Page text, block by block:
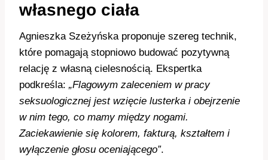
własnego ciała
Agnieszka Szeżyńska proponuje szereg technik,
które pomagają stopniowo budować pozytywną
relację z własną cielesnością. Ekspertka
podkreśla: „Flagowym zaleceniem w pracy
seksuologicznej jest wzięcie lusterka i obejrzenie
w nim tego, co mamy między nogami.
Zaciekawienie się kolorem, fakturą, kształtem i
wyłączenie głosu oceniającego”.